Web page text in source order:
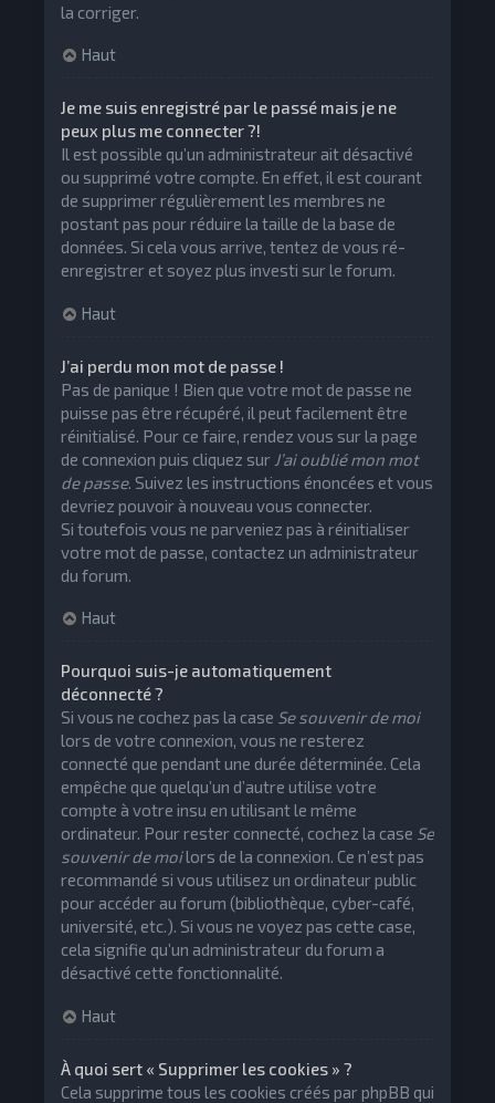
la corriger.
Haut
Je me suis enregistré par le passé mais je ne
peux plus me connecter ?!
Il est possible qu’un administrateur ait désactivé
ou supprimé votre compte. En effet, il est courant
de supprimer régulièrement les membres ne
postant pas pour réduire la taille de la base de
données. Si cela vous arrive, tentez de vous ré-
enregistrer et soyez plus investi sur le forum.
Haut
J’ai perdu mon mot de passe !
Pas de panique ! Bien que votre mot de passe ne
puisse pas être récupéré, il peut facilement être
réinitialisé. Pour ce faire, rendez vous sur la page
de connexion puis cliquez sur J’ai oublié mon mot
de passe. Suivez les instructions énoncées et vous
devriez pouvoir à nouveau vous connecter.
Si toutefois vous ne parveniez pas à réinitialiser
votre mot de passe, contactez un administrateur
du forum.
Haut
Pourquoi suis-je automatiquement
déconnecté ?
Si vous ne cochez pas la case Se souvenir de moi
lors de votre connexion, vous ne resterez
connecté que pendant une durée déterminée. Cela
empêche que quelqu’un d’autre utilise votre
compte à votre insu en utilisant le même
ordinateur. Pour rester connecté, cochez la case Se
souvenir de moilors de la connexion. Ce n’est pas
recommandé si vous utilisez un ordinateur public
pour accéder au forum (bibliothèque, cyber-café,
université, etc.). Si vous ne voyez pas cette case,
cela signifie qu’un administrateur du forum a
désactivé cette fonctionnalité.
Haut
À quoi sert « Supprimer les cookies » ?
Cela supprime tous les cookies créés par phpBB qui